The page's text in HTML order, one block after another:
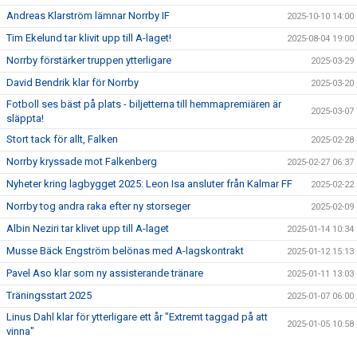
Andreas Klarström lämnar Norrby IF 2025-10-10 14:00
Tim Ekelund tar klivit upp till A-laget! 2025-08-04 19:00
Norrby förstärker truppen ytterligare 2025-03-29
David Bendrik klar för Norrby 2025-03-20
Fotboll ses bäst på plats - biljetterna till hemmapremiären är
släppta!
2025-03-07
Stort tack för allt, Falken 2025-02-28
Norrby kryssade mot Falkenberg 2025-02-27 06:37
Nyheter kring lagbygget 2025: Leon Isa ansluter från Kalmar FF 2025-02-22
Norrby tog andra raka efter ny storseger 2025-02-09
Albin Neziri tar klivet upp till A-laget 2025-01-14 10:34
Musse Bäck Engström belönas med A-lagskontrakt 2025-01-12 15:13
Pavel Aso klar som ny assisterande tränare 2025-01-11 13:03
Träningsstart 2025 2025-01-07 06:00
Linus Dahl klar för ytterligare ett år "Extremt taggad på att
vinna"
2025-01-05 10:58